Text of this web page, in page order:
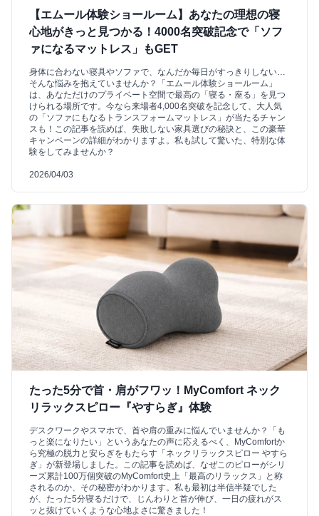
【エムール体験ショールーム】あなたの理想の寝
心地がきっと見つかる！4000名突破記念で「ソフ
ァになるマットレス」もGET
身体に合わない寝具やソファで、なんだか毎日がすっきりしない…
そんな悩みを抱えていませんか？「エムール体験ショールーム」
は、あなただけのプライベート空間で最高の「寝る・座る」を見つ
けられる場所です。今なら来場者4,000名突破を記念して、大人気
の「ソファにもなるトランスフォームマットレス」が当たるチャン
スも！この記事を読めば、失敗しない家具選びの秘訣と、この豪華
キャンペーンの詳細がわかりますよ。私も試して驚いた、特別な体
験をしてみませんか？
2026/04/03
たった5分で首・肩がフワッ！MyComfort ネック
リラックスピロー『やすらぎ』体験
デスクワークやスマホで、首や肩の重みに悩んでいませんか？「も
っと楽になりたい」というあなたの声に応えるべく、MyComfortか
ら究極の脱力と安らぎをもたらす「ネックリラックスピロー やすら
ぎ」が新登場しました。この記事を読めば、なぜこのピローがシリ
ーズ累計100万個突破のMyComfort史上「最高のリラックス」と称
されるのか、その秘密がわかります。私も最初は半信半疑でした
が、たった5分寝るだけで、じんわりと首が伸び、一日の疲れがス
ッと抜けていくような心地よさに驚きました！